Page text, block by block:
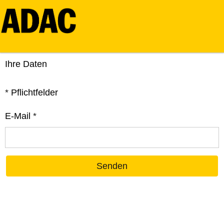
Ihre Daten
* Pflichtfelder
E-Mail *
Senden